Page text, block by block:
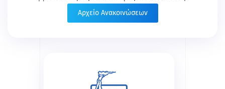
Αρχείο Ανακοινώσεων